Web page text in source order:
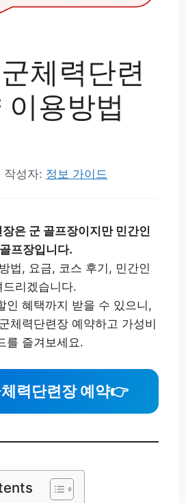
체력단련
용방법
작성자: 정보 가이드
은 군 골프장이지만 민간인
프장입니다.
법, 요금, 코스 후기, 민간인
리겠습니다.
인 혜택까지 받을 수 있으니,
체력단련장 예약하고 가성비
를 즐겨보세요.
력단련장 예약👉